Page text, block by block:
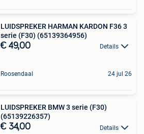
LUIDSPREKER HARMAN KARDON F36 3
serie (F30) (65139364956)
€ 49,00 Details
Roosendaal 24 jul 26
LUIDSPREKER BMW 3 serie (F30)
(65139226357)
€ 34,00 Details